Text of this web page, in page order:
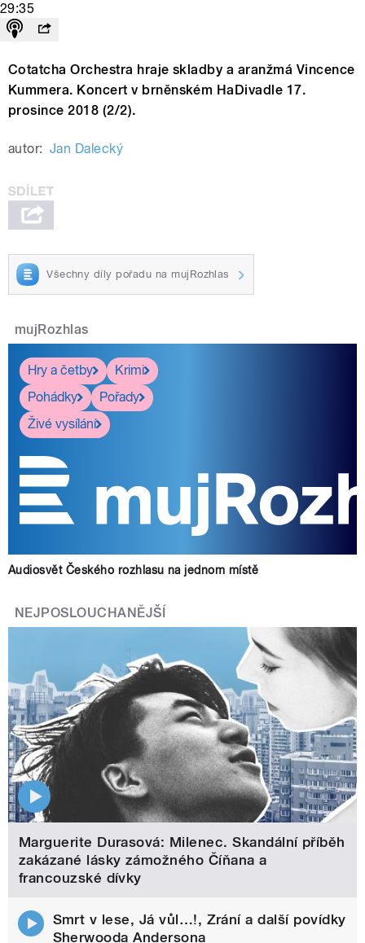
29:35
Cotatcha Orchestra hraje skladby a aranžmá Vincence
Kummera. Koncert v brněnském HaDivadle 17.
prosince 2018 (2/2).
autor: Jan Dalecký
Všechny díly pořadu na mujRozhlas
mujRozhlas
Hry a četby
Krimi
Pohádky
Pořady
Živé vysílání
Audiosvět Českého rozhlasu na jednom místě
NEJPOSLOUCHANĚJŠÍ
Marguerite Durasová: Milenec. Skandální příběh
zakázané lásky zámožného Číňana a
francouzské dívky
Smrt v lese, Já vůl…!, Zrání a další povídky
Sherwooda Andersona